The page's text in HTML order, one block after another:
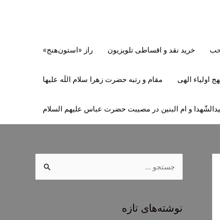
خرید نقد و اقساطی تلویزیون راز «استون‌هنج»
اولیاء الهی مقام و رتبه حضرت زهرا سلام اللَه علیها
و ام البنین در مصیبت حضرت عباس علیهم السلام
جنوشته‌های تازه